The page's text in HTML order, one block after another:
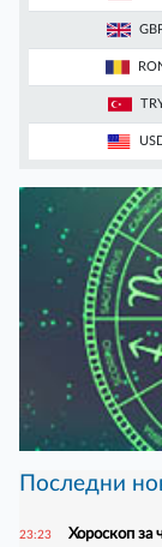
Последни
23:23 Хороскоп за